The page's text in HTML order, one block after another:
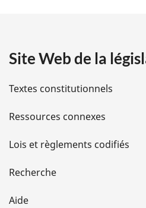
i
l
s
d
e
l
Site Web de la
Textes constitutionnels
Ressources connexes
Lois et règlements codifiés
Recherche
Aide